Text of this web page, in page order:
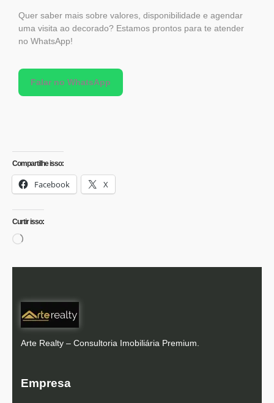
Quer saber mais sobre valores, disponibilidade e agendar
uma visita ao decorado? Estamos prontos para te atender
no WhatsApp!
Falar no WhatsApp
Compartilhe isso:
Facebook X
Curtir isso:
Arte Realty – Consultoria Imobiliária Premium.
Empresa